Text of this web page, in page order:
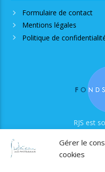
Gérer le
cookies
Formulaire de contact
Mentions légales
Politique de
RJS est